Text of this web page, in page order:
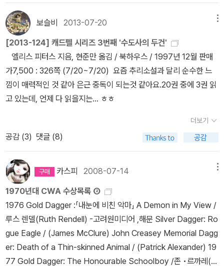
서 제외되는 party가 둘이라서 나조차도 꽤 쉽게 범인을 찾아낼 수
있었지만, 이 책의 반전은 그것이 아닌, 캐드팰 수사가 나름대로 행사
한 정의에 있다. 지금은 그렇지 않겠지만, 이 시대의 수도원은 농지
와 목초지, 그리고 강이 딸린 장원을 소유하고 여기에 생기는 모든 수
입과 함께, 주기적으로 서는 장터에도 이런 저런 삥(?)을 뜯었던 것
같다. 물건을 하역하면서, 선적하면서, 장터를 사용하면서, 등등의 명
목인데, 이를 둘러싼 마을과의 갈등에 복잡한 왕국의 정치적인 상황
해 이용하려는 사람의 음모속에서 두 명이 연달아 살해된다. 이번에
도 의혹을 살 수 있는 사람이 있고, 이자의 결백을 찾아가는 과정에서
또 하나의 사람, 정확하게는 '칼'이 살해된다. 살짝 모호한 부분이 있
었기 때문에 '칼'이 살해될때까지는 범은을 유추해내기 어려웠던 작품
이다. 책 표지에 보면 순서와 상관없이 읽어도 좋다고 소개하지만, 정
치적인 배경이나 상황을 장치로 사용하기 때문에 순서를 그렇게 무시
하면 좋지 않다고 본다. 정민 교수가 쓴 '책벌레와 메모광'도 즐겁게
읽었는데, 조금 생각해보고 글을 남길 예정이다. 여기에 '스토너'는
아직도 글을 쓰기 힘들고, '마션'은...써야하는데, 역시 미루고 있다.
그래도 읽지 않고 미루는 것보다는 후기가 밀리는 편이 훨씬 낫다. 1
2/31/2015. 이번 해도 끝.
너무 연기를 잘해서 그때 장면과 겹쳐지면서 조금 걱정되는 마음 정
리하고 읽기 시작했습니다. 사실, 영화를 너무 많이 봐서인지 책을 정
말 이해는지, 이해한다고 착각하는지 잘 모르겠어요. ㅋㅋ 모르는 단
어가 많아도 그냥 찾지 않고 읽는 베짱... ㅎㅎ 한달 이상 걸려 완독
한 책. ^^재미있었는데, 은근 저에게 좀 어려웠던것 같아요. 재미없었
으면 중간에 포기했을텐데...ㅎㅎ팀버튼이 영화로 만들면 재미있을것
같아요. 작가가 '코넬리아 푼케'라서 듣는책. 어린이용 '고스트 버
스트' 이 책도 '매직샵'이라는 제목으로 시리즈가 있어요.재미는 있
었지만, 이제 어느정도 챕터북에서 손을 떼어가기 시작한지라 책 정
리 차원에서 읽었기에 도서관에서 시리즈를 구입하지 않는 이상 제가
즈니의 책. 판타지로 분류해야하나 SF소설로 분류해야하나 고민하
다가 SF쪽으로 좀더.1편보다 2편이 더 좋았답니다. 존 스칼지의 S
F소설은 언제나 믿고 읽습니다.'휴먼 디비전'은 '노인의 전쟁' 3부작
그후의 이야기로 워낙 우주관이 방대하다보니 이 시리즈 계속 계속
나오면 좋겠어요. 존 스칼지의 책들도 원서로 언젠가 다시 읽어보고
싶은 책들이예요. 존 스칼지의 우주관과 살짝 비교하게 되지만, 이
시리즈는 또 다른 클래식한 느낌이 있어 좋아요. 2014년에는 이 시
리즈의 나머지들을 하나씩 읽어줄거랍니다. 묘하게 공포스러운 책
보슬비 2013-07-20
[2013-124] 캐드펠 시리즈 3번째 '수도사의 두건'
가7,500 : 326쪽 (7/20~7/20) 요즘 추리소설과 달리 순수한 느
낌이 매력적인 것 같아 은근 중독이 되는것 같아요.20권 중에 3권 읽
고 있는데, 언제 다 읽을지는... ㅎㅎ
더보기
공감 (3) 댓글 (8)
카스피 2008-07-14
1970년대 CWA 수상목록 ②
1976 Gold Dagger :「내눈에 비친 악마」 A Demon in My View /
루스 렌델(Ruth Rendell) -고려원미디어 ,해문 Silver Dagger: Ro
gue Eagle / (James McClure) John Creasey Memorial Dagg
er: Death of a Thin-skinned Animal / (Patrick Alexander) 19
77 Gold Dagger: The Honourable Schoolboy /존 •르까레(J